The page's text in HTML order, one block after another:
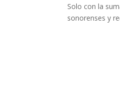
Solo con la
sonorenses y